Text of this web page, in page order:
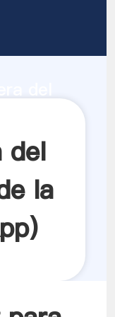
del
la
)